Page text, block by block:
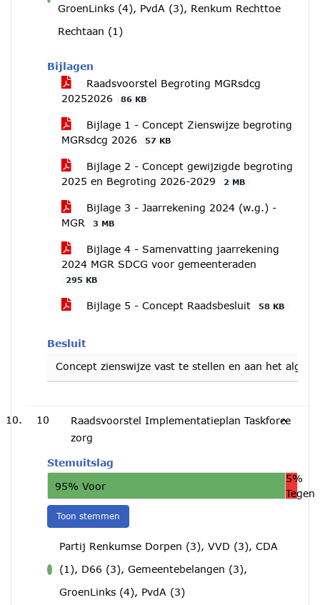
voor
GroenLinks (4), PvdA (3), Renkum Rechttoe
Rechtaan (1)
Bijlagen
Raadsvoorstel Begroting MGRsdcg
20252026
86 KB
Bijlage 1 - Concept Zienswijze begroting
MGRsdcg 2026
57 KB
Bijlage 2 - Concept gewijzigde begroting
2025 en Begroting 2026-2029
2 MB
Bijlage 3 - Jaarrekening 2024 (w.g.) -
MGR
3 MB
Bijlage 4 - Samenvatting jaarrekening
2024 MGR SDCG voor gemeenteraden
295 KB
Bijlage 5 - Concept Raadsbesluit 58 KB
Besluit
Concept zienswijze vast te stellen en aan het
10
Raadsvoorstel Implementatieplan Taskforce
zorg
Stemuitslag
95% Voor
5%
Tegen
Toon stemmen
Partij Renkumse Dorpen (3), VVD (3), CDA
(1), D66 (3), Gemeentebelangen (3),
GroenLinks (4), PvdA (3)